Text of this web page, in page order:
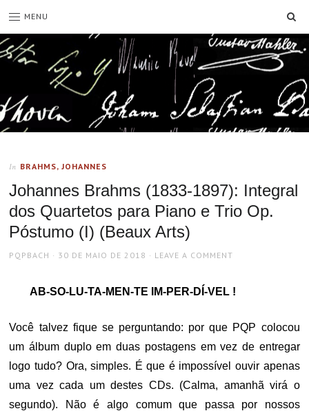
MENU
In BRAHMS, JOHANNES
Johannes Brahms (1833-1897): Integral
dos Quartetos para Piano e Trio Op.
Póstumo (I) (Beaux Arts)
AUTHOR
PQPBACH
POSTED
30 DE MAIO DE 2018 LEAVE A COMMENT
AB-SO-LU-TA-MEN-TE IM-PER-DÍ-VEL !
Você talvez fique se perguntando: por que PQP colocou
um álbum duplo em duas postagens em vez de entregar
logo tudo? Ora, simples. É que é impossível ouvir apenas
uma vez cada um destes CDs. (Calma, amanhã virá o
segundo). Não é algo comum que passa por nossos